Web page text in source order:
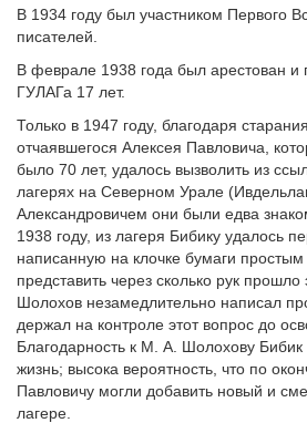
В 1934 году был участником Первого
писателей.
В феврале 1938 года был арестован и
ГУЛАГа 17 лет.
Только в 1947 году, благодаря
отчаявшегося Алексея Павловича,
было 70 лет, удалось вызволить из
лагерях на Северном Урале
Александровичем они были едва
1938 году, из лагеря Бибику удалось
написанную на клочке бумаги
представить через сколько рук
Шолохов незамедлительно написал
держал на контроле этот вопрос до
Благодарность к М. А. Шолохову
жизнь; высока вероятность, что по
Павловичу могли добавить новый и
лагере.